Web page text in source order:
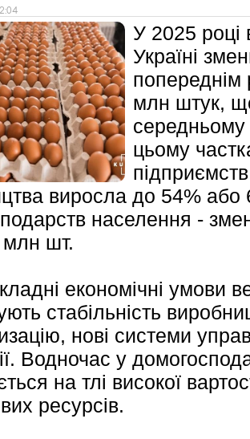
У 2025 році
Україні
млн штук,
середньому
цьому
виросла до 54%
населення -
шт.
економічні умови
стабільність
нові системи
Водночас у
на тлі високої
ресурсів.